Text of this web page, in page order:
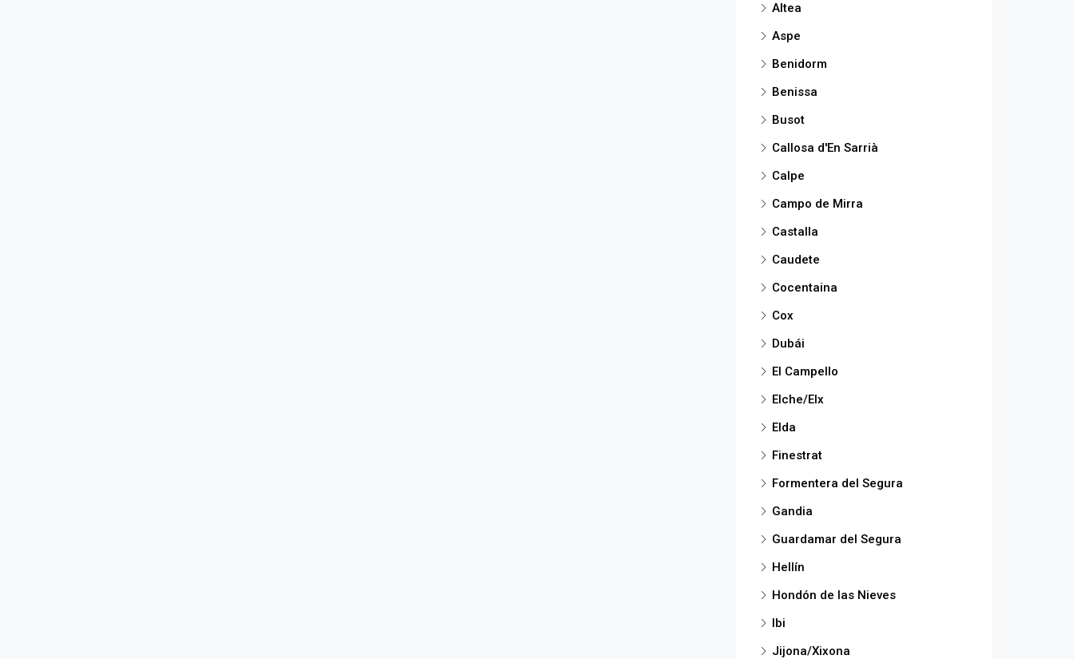
Altea
Aspe
Benidorm
Benissa
Busot
Callosa d'En Sarrià
Calpe
Campo de Mirra
Castalla
Caudete
Cocentaina
Cox
Dubái
El Campello
Elche/Elx
Elda
Finestrat
Formentera del Segura
Gandia
Guardamar del Segura
Hellín
Hondón de las Nieves
Ibi
Jijona/Xixona